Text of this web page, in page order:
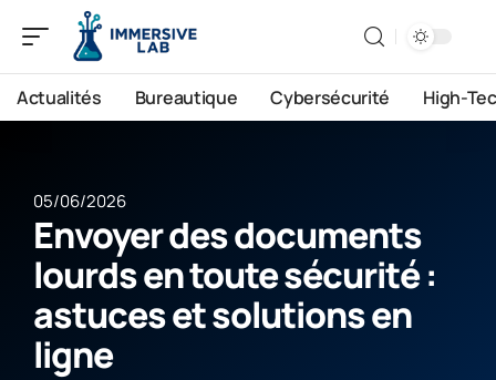
Actualités Bureautique Cybersécurité High-
05/06/2026
Envoyer des documents
lourds en toute sécurité :
astuces et solutions en
ligne